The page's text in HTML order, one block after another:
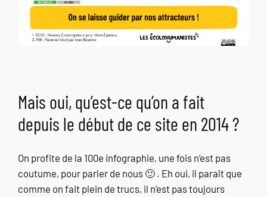
Mais oui, qu’est-ce qu’on a fait
depuis le début de ce site en 2014 ?
On profite de la 100e infographie, une fois n’est pas
coutume, pour parler de nous 🙂 . Eh oui, il paraît que
comme on fait plein de trucs, il n’est pas toujours